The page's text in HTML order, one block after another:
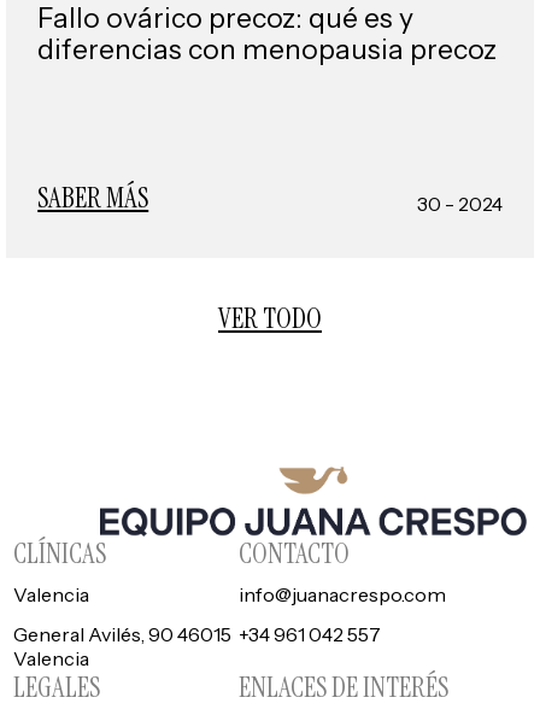
Fallo ovárico precoz: qué es y
diferencias con menopausia precoz
SABER MÁS 30 - 2024
VER TODO
CLÍNICAS
Valencia
General Avilés, 90 46015
Valencia
CONTACTO
info@juanacrespo.com
+34 961 042 557
LEGALES ENLACES DE INTERÉS